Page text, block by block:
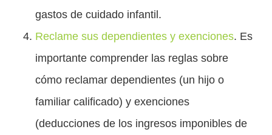
gastos de cuidado infantil.
Reclame sus dependientes y exenciones. Es
importante comprender las reglas sobre
cómo reclamar dependientes (un hijo o
familiar calificado) y exenciones
(deducciones de los ingresos imponibles de